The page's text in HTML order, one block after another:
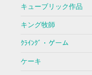
キューブリック作品
キング牧師
ｸﾗｲﾝｸﾞ・ゲーム
ケーキ